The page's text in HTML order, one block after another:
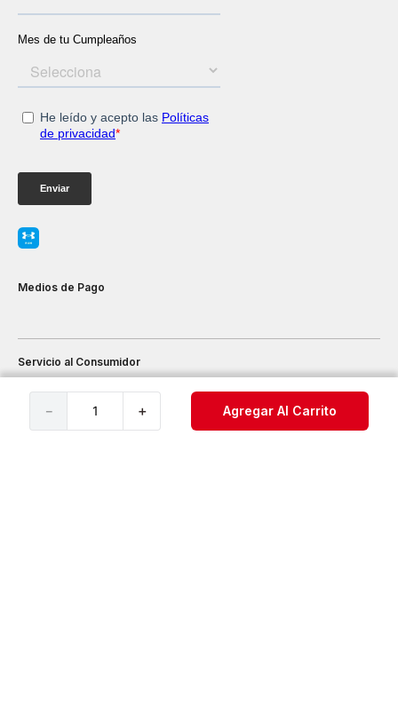
＋
－ Agregar Al Carrito
Medios de Pago
Servicio al Consumidor
Legal